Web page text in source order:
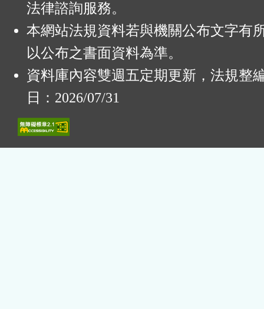
法律諮詢服務。
本網站法規資料若與機關公布文字有
以公布之書面資料為準。
資料庫內容雙週五定期更新，法規整
日：2026/07/31